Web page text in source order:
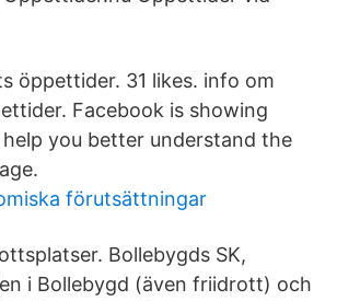
öppettider. 31 likes. info om
Facebook is showing
you better understand the
förutsättningar
Bollebygds SK,
i Bollebygd (även friidrott) och